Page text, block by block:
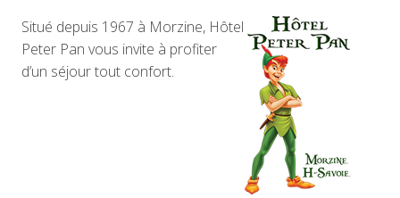
Situé depuis 1967 à Morzine, Hôtel
Peter Pan vous invite à profiter
d’un séjour tout confort.